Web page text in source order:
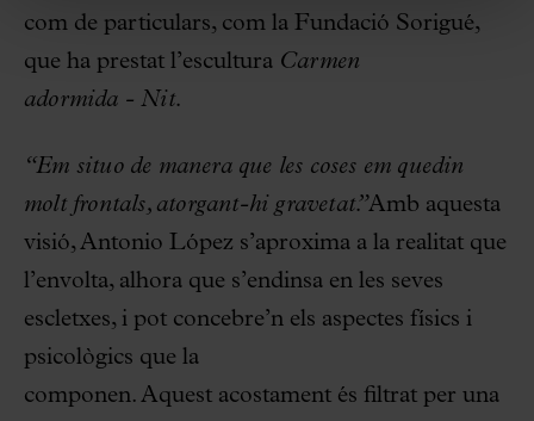
com de particulars, com la Fundació Sorigué,
que ha prestat l’escultura Carmen
adormida - Nit.
“Em situo de manera que les coses em quedin
molt frontals, atorgant-hi gravetat.”Amb aquesta
visió, Antonio López s’aproxima a la realitat que
l’envolta, alhora que s’endinsa en les seves
escletxes, i pot concebre’n els aspectes físics i
psicològics que la
componen. Aquest acostament és filtrat per una